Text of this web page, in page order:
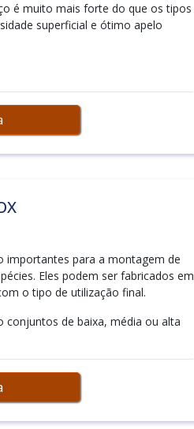
é muito mais forte do que os tipos
superficial e ótimo apelo
importantes para a montagem de
Eles podem ser fabricados em
o tipo de utilização final.
conjuntos de baixa, média ou alta